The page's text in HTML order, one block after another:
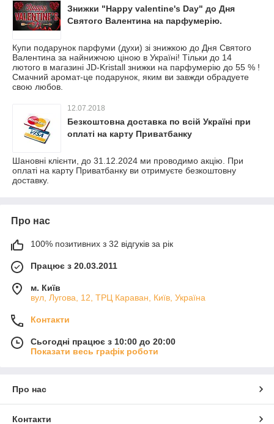
Знижки "Happy valentine's Day" до Дня
Святого Валентина на парфумерію.
Купи подарунок парфуми (духи) зі знижкою до Дня Святого
Валентина за найнижчою ціною в Україні! Тільки до 14
лютого в магазині JD-Kristall знижки на парфумерію до 55 % !
Смачний аромат-це подарунок, яким ви завжди обрадуете
свою любов.
12.07.2018
Безкоштовна доставка по всій Україні при
оплаті на карту Приватбанку
Шановні клієнти, до 31.12.2024 ми проводимо акцію. При
оплаті на карту Приватбанку ви отримуєте безкоштовну
доставку.
Про нас
100% позитивних з 32 відгуків за рік
Працює з 20.03.2011
м. Київ
вул, Лугова, 12, ТРЦ Караван, Київ, Україна
Контакти
Сьогодні працює з 10:00 до 20:00
Показати весь графік роботи
Про нас
Контакти